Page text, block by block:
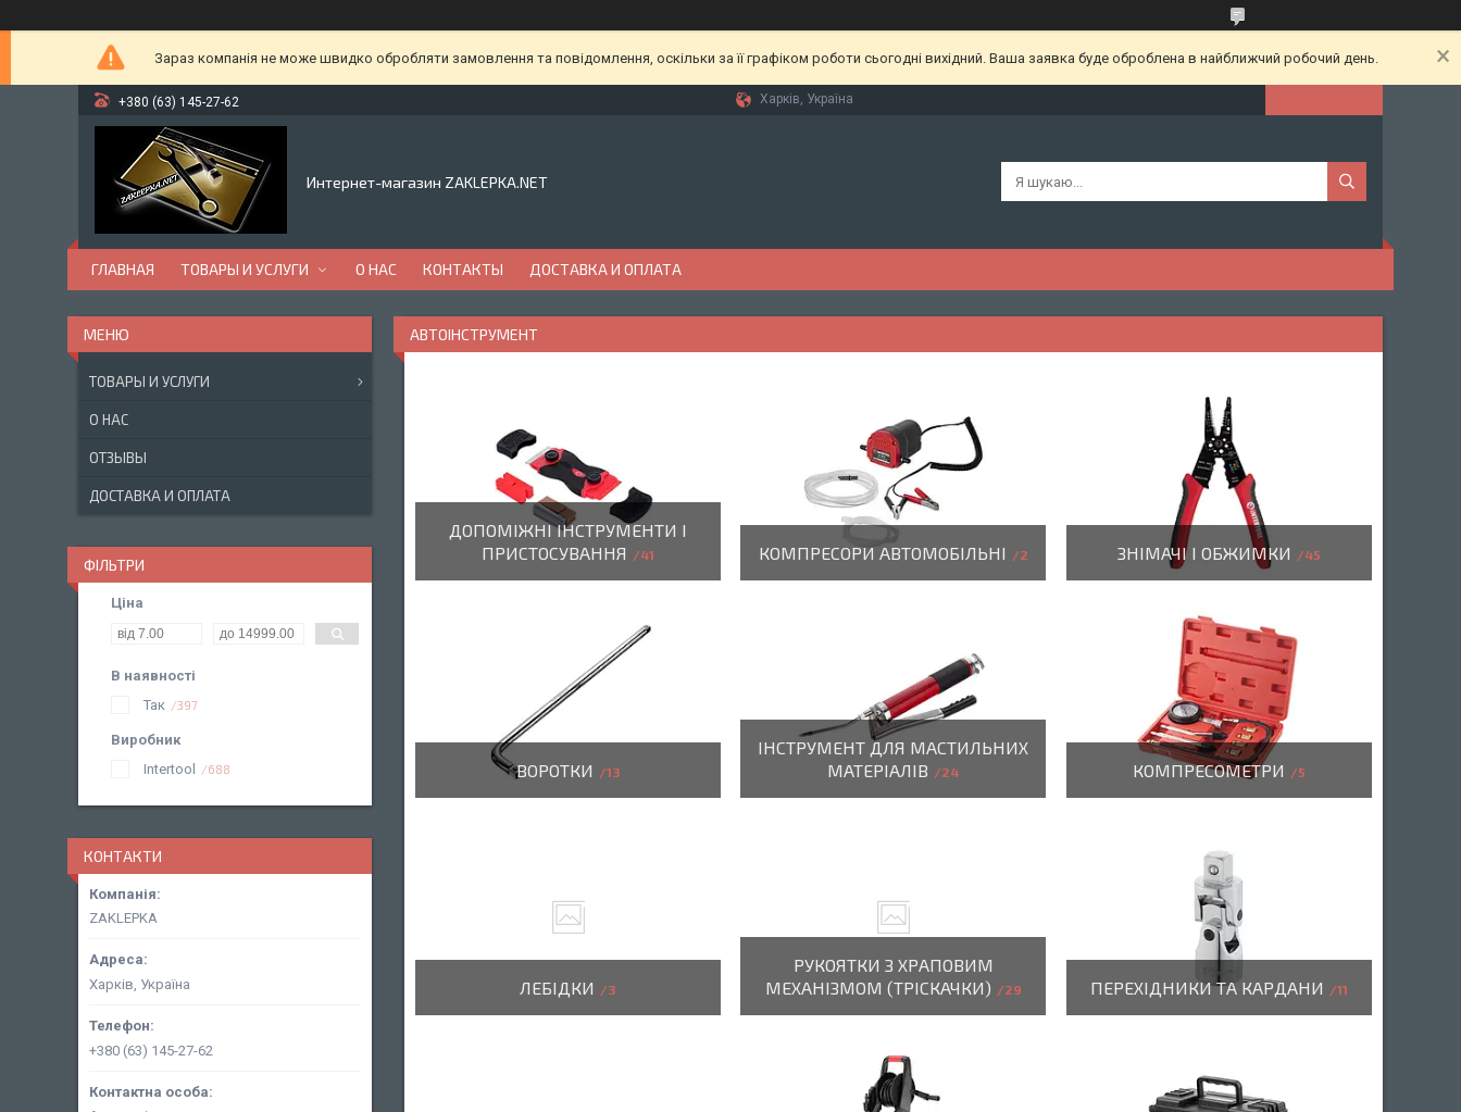
Зараз компанія не може швидко обробляти замовлення та повідомлення, оскільки за її графіком роботи сьогодні вихідний. Ваша заявка буде оброблена в найближчий робочий день.
+380 (63) 145-27-62 Харків, Україна
Интернет-магазин ZAKLEPKA.NET
ГЛАВНАЯ ТОВАРЫ И УСЛУГИ О НАС КОНТАКТЫ ДОСТАВКА И ОПЛАТА
АВТОІНСТРУМЕНТ
ДОПОМІЖНІ ІНСТРУМЕНТИ І
ПРИСТОСУВАННЯ
41 КОМПРЕСОРИ АВТОМОБІЛЬНІ 2 ЗНІМАЧІ І ОБЖИМКИ 45
ВОРОТКИ 13
ІНСТРУМЕНТ ДЛЯ МАСТИЛЬНИХ
МАТЕРІАЛІВ
24 КОМПРЕСОМЕТРИ 5
ЛЕБІДКИ 3
РУКОЯТКИ З ХРАПОВИМ
МЕХАНІЗМОМ (ТРІСКАЧКИ)
29 ПЕРЕХІДНИКИ ТА КАРДАНИ 11
ТОВАРЫ И УСЛУГИ
О НАС
ОТЗЫВЫ
ДОСТАВКА И ОПЛАТА
ФІЛЬТРИ
Ціна
В наявності
Так
397
Виробник
Intertool
688
КОНТАКТИ
ZAKLEPKA
Харків, Україна
+380 (63) 145-27-62